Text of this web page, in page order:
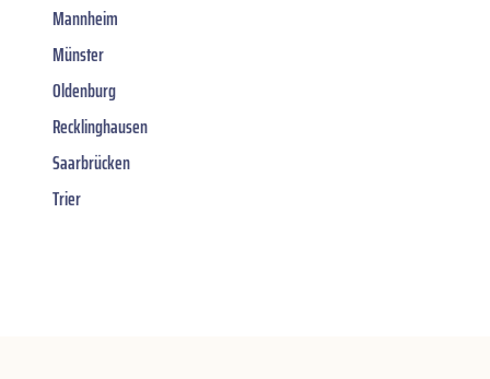
Mannheim
Münster
Oldenburg
Recklinghausen
Saarbrücken
Trier